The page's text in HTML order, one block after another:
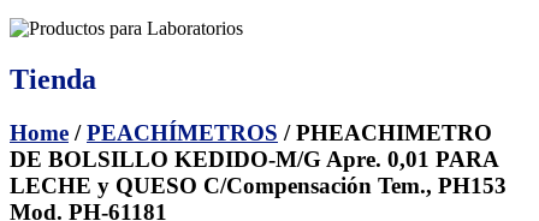
Tienda
Home /PEACHÍMETROS / PHEACHIMETRO
DE BOLSILLO KEDIDO-M/G Apre. 0,01 PARA
LECHE y QUESO C/Compensación Tem., PH153
Mod. PH-61181